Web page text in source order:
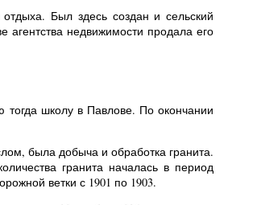
Был здесь создан и сельский
агентства недвижимости продала его
тогда школу в Павлове. По окончании
была добыча и обработка гранита.
гранита началась в период
ветки с 1901 по 1903.